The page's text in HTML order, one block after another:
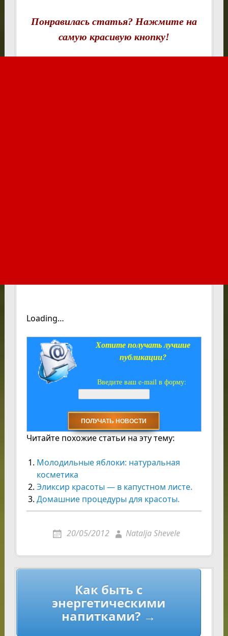
Понравилась статья? Нажмите на
самую красивую кнопку!
Loading…
Хотите получать лучшие
публикации?
Введите ваш e-mail в форму:
Читайте похожие статьи на эту тему:
Молодильные яблоки: натуральная
косметика
Эликсир красоты — в капустном листе.
Домашние процедуры для красоты.
20/05/2012 Natalja Shevele
Навигация
записям
Как быть с
энергетическими
напитками? →